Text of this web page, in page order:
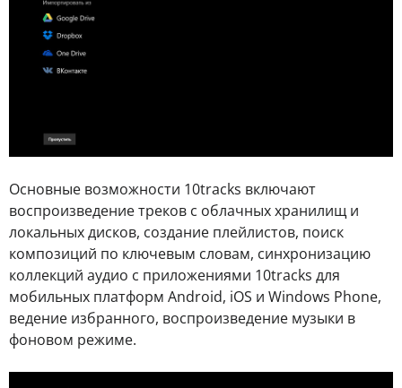
Основные возможности 10tracks включают
воспроизведение треков с облачных хранилищ и
локальных дисков, создание плейлистов, поиск
композиций по ключевым словам, синхронизацию
коллекций аудио с приложениями 10tracks для
мобильных платформ Android, iOS и Windows Phone,
ведение избранного, воспроизведение музыки в
фоновом режиме.